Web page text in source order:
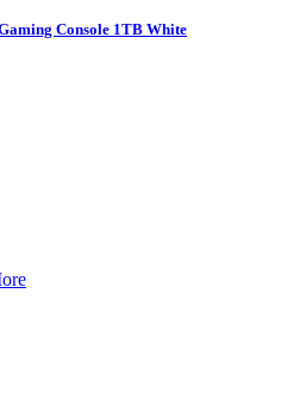
Console 1TB White